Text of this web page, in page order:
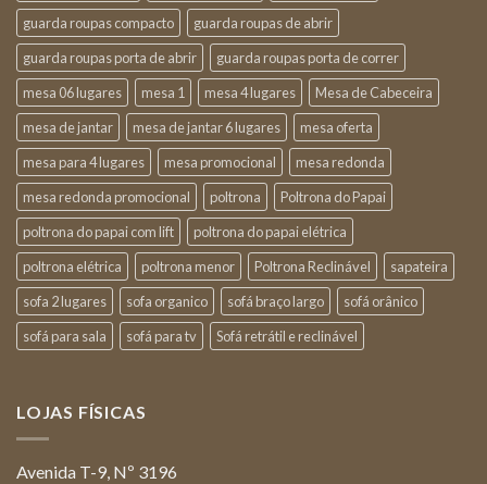
guarda roupas compacto
guarda roupas de abrir
guarda roupas porta de abrir
guarda roupas porta de correr
mesa 06 lugares
mesa 1 mesa 4 lugares
Mesa de Cabeceira
mesa de jantar
mesa de jantar 6 lugares
mesa oferta
mesa para 4 lugares
mesa promocional
mesa redonda
mesa redonda promocional
poltrona
Poltrona do Papai
poltrona do papai com lift
poltrona do papai elétrica
poltrona elétrica
poltrona menor Poltrona Reclinável
sapateira
sofa 2 lugares
sofa organico sofá braço largo
sofá orânico
sofá para sala
sofá para tv Sofá retrátil e reclinável
LOJAS FÍSICAS
Avenida T-9, Nº 3196